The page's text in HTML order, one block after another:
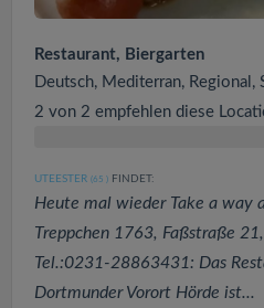
Restaurant, Biergarten
Deutsch, Mediterran, Regional,
2 von 2 empfehlen diese
UTEESTER (65 ) FINDET:
Heute mal wieder Take a way
Treppchen 1763, Faßstraße
Tel.:0231-28863431: Das
Dortmunder Vorort Hörde ist...